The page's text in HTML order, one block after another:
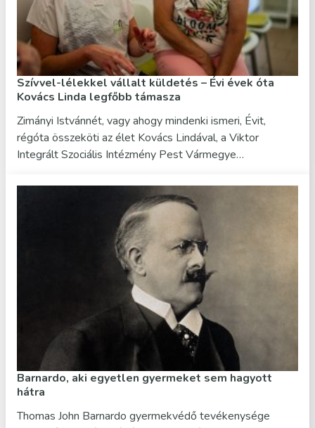
Szívvel-lélekkel vállalt küldetés – Évi évek óta
Kovács Linda legfőbb támasza
Zimányi Istvánnét, vagy ahogy mindenki ismeri, Évit,
régóta összeköti az élet Kovács Lindával, a Viktor
Integrált Szociális Intézmény Pest Vármegye…
Barnardo, aki egyetlen gyermeket sem hagyott
hátra
Thomas John Barnardo gyermekvédő tevékenysége